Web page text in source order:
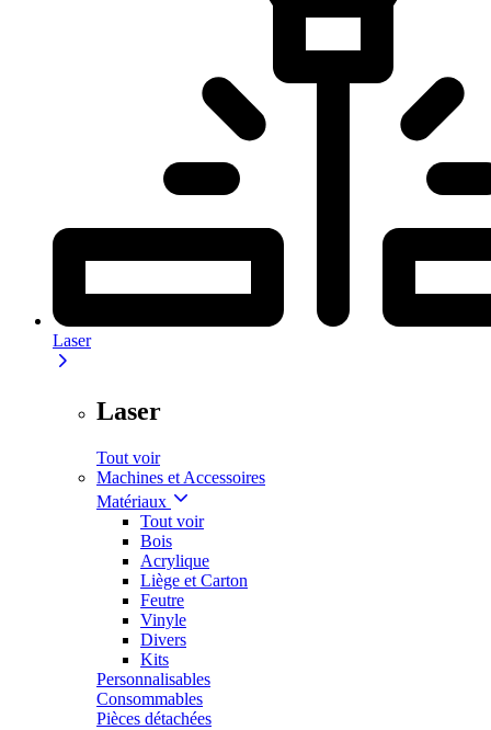
Laser
Laser
Tout voir
Machines et Accessoires
Matériaux
Tout voir
Bois
Acrylique
Liège et Carton
Feutre
Vinyle
Divers
Kits
Personnalisables
Consommables
Pièces détachées